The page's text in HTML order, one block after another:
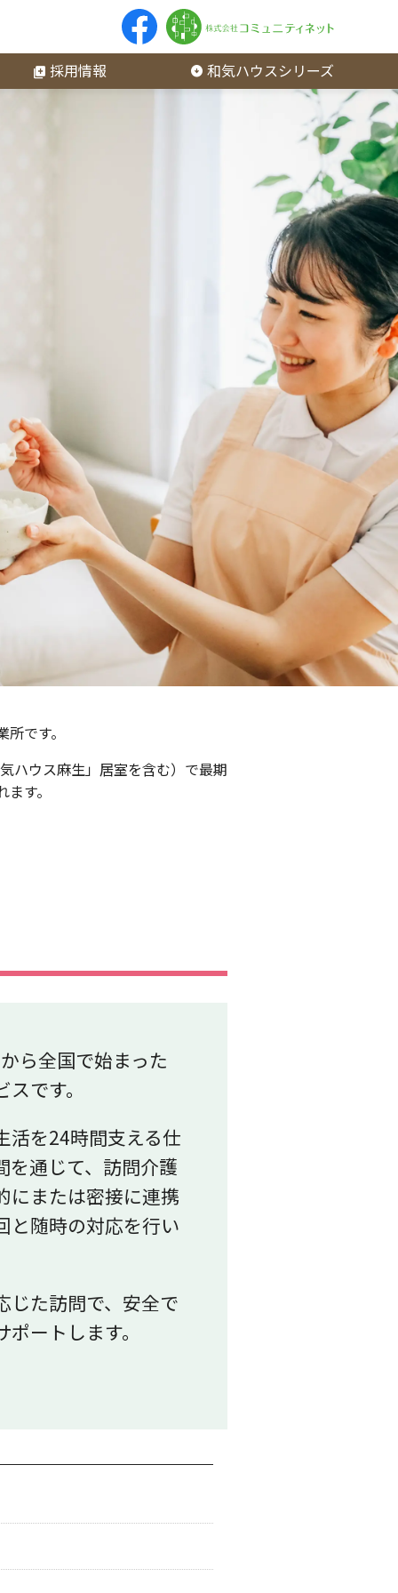
採用情報 和気ハウスシリーズ
です。
ハウス麻生」居室を含む）で最期
す。
ら全国で始まった
です。
活を24時間支える仕
を通じて、訪問介護
にまたは密接に連携
と随時の対応を行い
じた訪問で、安全で
ートします。